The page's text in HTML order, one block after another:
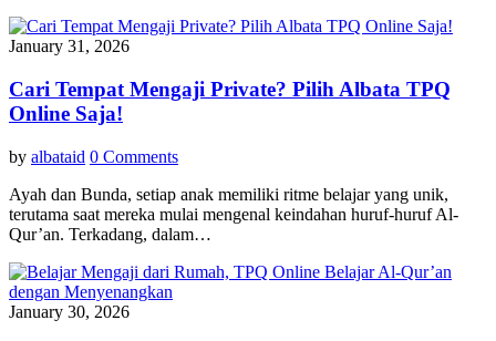
January 31, 2026
Cari Tempat Mengaji Private? Pilih Albata TPQ
Online Saja!
by albataid 0 Comments
Ayah dan Bunda, setiap anak memiliki ritme belajar yang unik,
terutama saat mereka mulai mengenal keindahan huruf-huruf Al-
Qur’an. Terkadang, dalam…
January 30, 2026